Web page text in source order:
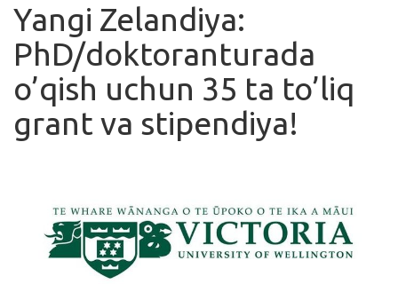
Ishlar
Kurslar
Blog
Yana
Qidirish
Kirish
Yangi Zelandiya:
PhD/doktoranturada
o’qish uchun 35 ta to’liq
grant va stipendiya!